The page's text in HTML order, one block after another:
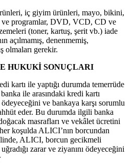
iç giyim ürünleri, mayo, bikini,
ve programlar, DVD, VCD, CD ve
(toner, kartuş, şerit vb.) iade
açılmamış, denenmemiş,
olmaları gerekir.
HUKUKİ SONUÇLARI
kartı ile yaptığı durumda temerrüde
ile arasındaki kredi kartı
ve bankaya karşı sorumlu
eder. Bu durumda ilgili banka
masrafları ve vekâlet ücretini
koşulda ALICI’nın borcundan
ALICI, borcun gecikmeli
zarar ve ziyanını ödeyeceğini